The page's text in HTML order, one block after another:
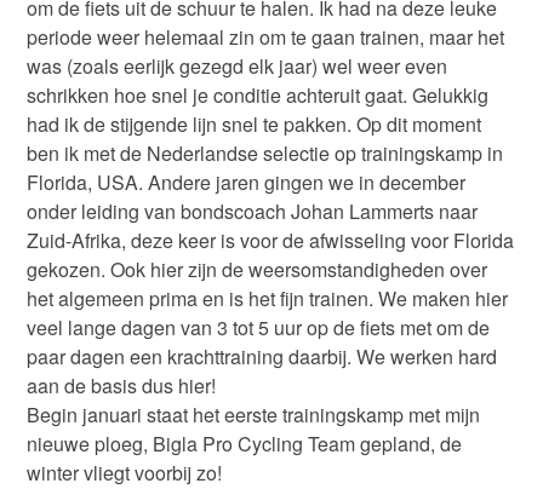
om de fiets uit de schuur te halen. Ik had na deze leuke
periode weer helemaal zin om te gaan trainen, maar het
was (zoals eerlijk gezegd elk jaar) wel weer even
schrikken hoe snel je conditie achteruit gaat. Gelukkig
had ik de stijgende lijn snel te pakken. Op dit moment
ben ik met de Nederlandse selectie op trainingskamp in
Florida, USA. Andere jaren gingen we in december
onder leiding van bondscoach Johan Lammerts naar
Zuid-Afrika, deze keer is voor de afwisseling voor Florida
gekozen. Ook hier zijn de weersomstandigheden over
het algemeen prima en is het fijn trainen. We maken hier
veel lange dagen van 3 tot 5 uur op de fiets met om de
paar dagen een krachttraining daarbij. We werken hard
aan de basis dus hier!
Begin januari staat het eerste trainingskamp met mijn
nieuwe ploeg, Bigla Pro Cycling Team gepland, de
winter vliegt voorbij zo!